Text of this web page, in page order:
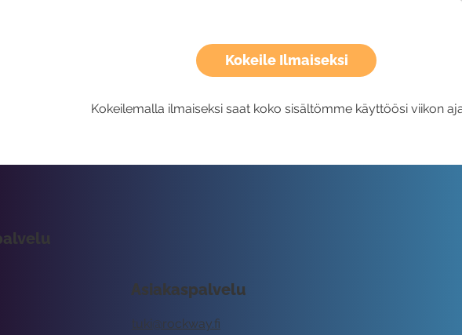
Kokeile Ilmaiseksi
Kokeilemalla ilmaiseksi saat koko sisältömme käyttöösi viikon
Asiakaspalvelu
tuki@rockway.fi